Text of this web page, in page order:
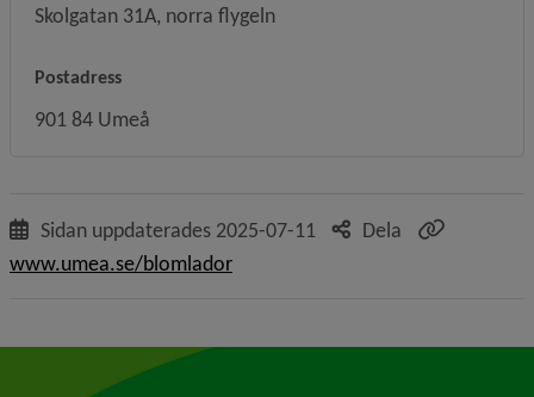
Skolgatan 31A, norra flygeln
Postadress
901 84 Umeå
Sidan uppdaterades 2025-07-11
Dela
www.umea.se/blomlador